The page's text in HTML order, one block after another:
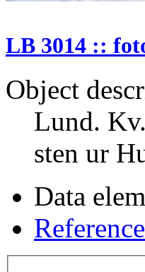
LB 3014 ::
Object
Lund.
sten ur
Data